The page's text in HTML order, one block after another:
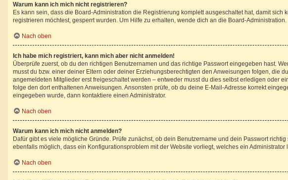
Warum kann ich mich nicht registrieren?
Es kann sein, dass die Board-Administration die Registrierung komplett ausgeschaltet hat, damit
registrieren möchtest, gesperrt wurden. Um Hilfe zu erhalten, wende dich an die Board-Administration.
Nach oben
Ich habe mich registriert, kann mich aber nicht anmelden!
Überprüfe zuerst, ob du den richtigen Benutzernamen und das richtige Passwort eingegeben hast.
musst du bzw. einer deiner Eltern oder deiner Erziehungsberechtigten den Anweisungen folgen, die
angemeldeten Mitglieder erst freigeschaltet werden – entweder musst du dies selbst erledigen oder
folge den dort enthaltenen Anweisungen. Ansonsten prüfe, ob du deine E-Mail-Adresse korrekt
eingegeben wurde, dann kontaktiere einen Administrator.
Nach oben
Warum kann ich mich nicht anmelden?
Dafür gibt es viele mögliche Gründe. Prüfe zunächst, ob dein Benutzername und dein Passwort
ebenfalls möglich, dass ein Konfigurationsproblem mit der Website vorliegt, welches ein Administrator
Nach oben